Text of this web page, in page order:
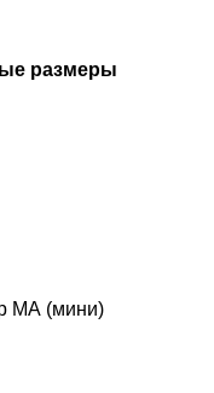
размеры
МА (мини)